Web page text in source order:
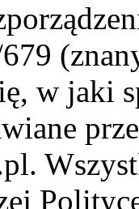
w jaki